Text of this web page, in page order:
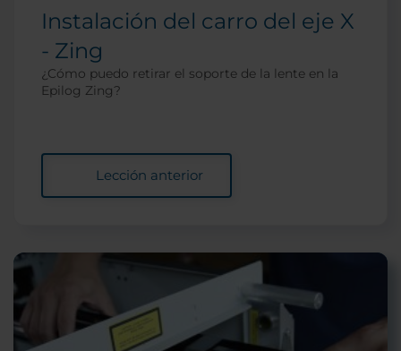
Instalación del carro del eje X
- Zing
¿Cómo puedo retirar el soporte de la lente en la
Epilog Zing?
Lección anterior